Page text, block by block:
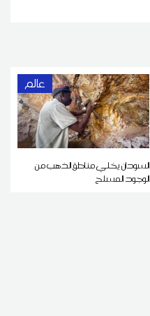
عالم
السودان يخلي مناطق الذهب من
الوجود المسلح